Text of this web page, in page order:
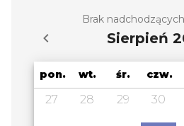
Brak
Sierpień
pon. wt. śr. czw.
27 28 29 30